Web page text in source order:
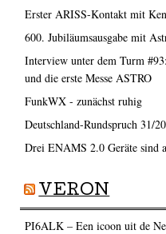
Erster ARISS-Kontakt mit
600. Jubiläumsausgabe mit
Interview unter dem Turm
und die erste Messe ASTRO
FunkWX - zunächst ruhig
Deutschland-Rundspruch 31/
Drei ENAMS 2.0 Geräte sind
VERON
PI6ALK – Een icoon uit de